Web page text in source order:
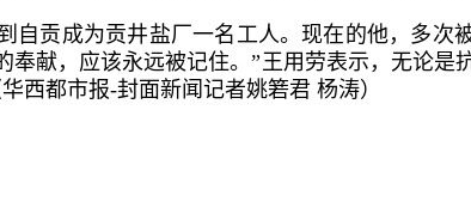
自贡成为贡井盐厂一名工人。现在的他，多次
献，应该永远被记住。”王用劳表示，无论是
西都市报-封面新闻记者姚箬君 杨涛）